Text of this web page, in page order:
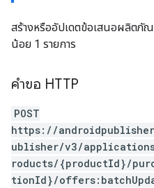
สร้างหรืออัปเดตข้อเสนอผลิตภั
น้อย 1 รายการ
คำขอ HTTP
POST
https://
ublisher/v3/applications/
roducts/{productId}/
tionId}/